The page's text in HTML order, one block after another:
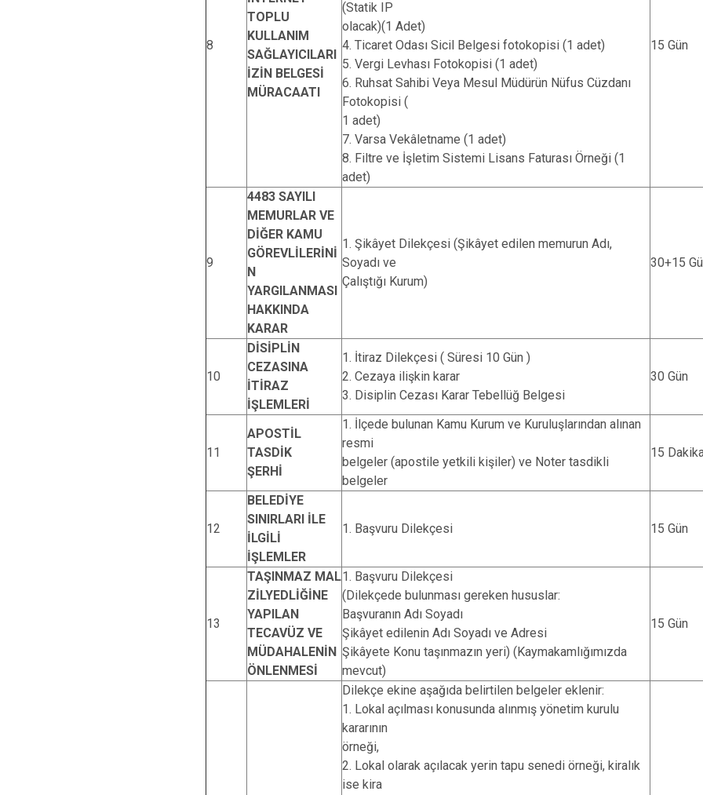
8
TOPLU
KULLANIM
SAĞLAYICILARI
İZİN BELGESİ
MÜRACAATI
(Statik IP
olacak)(1 Adet)
4. Ticaret Odası Sicil Belgesi fotokopisi (1 adet)
5. Vergi Levhası Fotokopisi (1 adet)
6. Ruhsat Sahibi Veya Mesul Müdürün Nüfus Cüzdanı
Fotokopisi (
1 adet)
7. Varsa Vekâletname (1 adet)
8. Filtre ve İşletim Sistemi Lisans Faturası Örneği (1
adet)
15 Gün
9
4483 SAYILI
MEMURLAR VE
DİĞER KAMU
GÖREVLİLERİNİ
N
YARGILANMASI
HAKKINDA
KARAR
1. Şikâyet Dilekçesi (Şikâyet edilen memurun Adı,
Soyadı ve
Çalıştığı Kurum)
30+15
10
DİSİPLİN
CEZASINA
İTİRAZ
İŞLEMLERİ
1. İtiraz Dilekçesi ( Süresi 10 Gün )
2. Cezaya ilişkin karar
3. Disiplin Cezası Karar Tebellüğ Belgesi
30 Gün
11
APOSTİL
TASDİK
ŞERHİ
1. İlçede bulunan Kamu Kurum ve Kuruluşlarından alınan
resmi
belgeler (apostile yetkili kişiler) ve Noter tasdikli
belgeler
15
12
BELEDİYE
SINIRLARI İLE
İLGİLİ
İŞLEMLER
1. Başvuru Dilekçesi 15 Gün
13
TAŞINMAZ MAL
ZİLYEDLİĞİNE
YAPILAN
TECAVÜZ VE
MÜDAHALENİN
ÖNLENMESİ
1. Başvuru Dilekçesi
(Dilekçede bulunması gereken hususlar:
Başvuranın Adı Soyadı
Şikâyet edilenin Adı Soyadı ve Adresi
Şikâyete Konu taşınmazın yeri) (Kaymakamlığımızda
mevcut)
15 Gün
Dilekçe ekine aşağıda belirtilen belgeler eklenir:
1. Lokal açılması konusunda alınmış yönetim kurulu
kararının
örneği,
2. Lokal olarak açılacak yerin tapu senedi örneği, kiralık
ise kira